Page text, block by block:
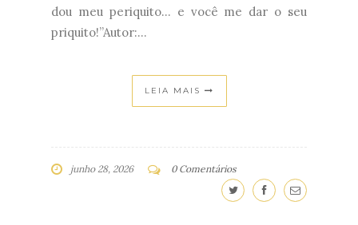
dou meu periquito... e você me dar o seu
priquito!”Autor:...
LEIA MAIS
junho 28, 2026 0 Comentários